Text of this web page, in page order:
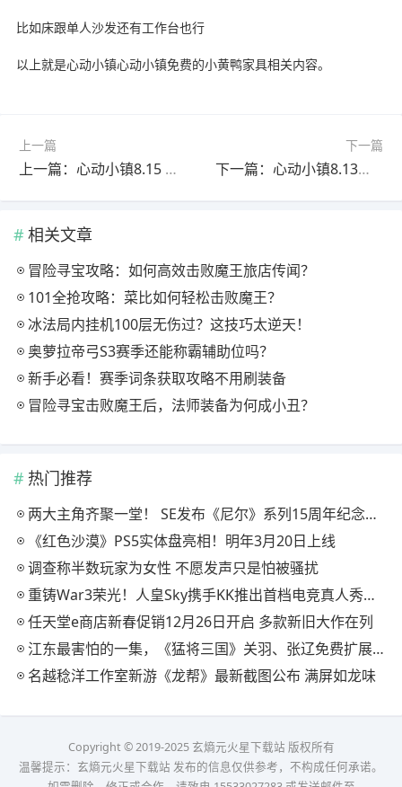
比如床跟单人沙发还有工作台也行
以上就是心动小镇心动小镇免费的小黄鸭家具相关内容。
上一篇
上一篇：心动小镇8.15 淡紫色小鸭子家具泡泡位置
下一篇
下一篇：心动小镇8.13红色小鸭子家具泡泡点位
相关文章
冒险寻宝攻略：如何高效击败魔王旅店传闻？
101全抢攻略：菜比如何轻松击败魔王？
冰法局内挂机100层无伤过？这技巧太逆天！
奥萝拉帝弓S3赛季还能称霸辅助位吗？
新手必看！赛季词条获取攻略不用刷装备
冒险寻宝击败魔王后，法师装备为何成小丑？
热门推荐
两大主角齐聚一堂！ SE发布《尼尔》系列15周年纪念典藏套装
《红色沙漠》PS5实体盘亮相！明年3月20日上线
调查称半数玩家为女性 不愿发声只是怕被骚扰
重铸War3荣光！人皇Sky携手KK推出首档电竞真人秀《寻找下一个Sky》
任天堂e商店新春促销12月26日开启 多款新旧大作在列
江东最害怕的一集，《猛将三国》关羽、张辽免费扩展包现已上线
名越稔洋工作室新游《龙帮》最新截图公布 满屏如龙味
Copyright © 2019-2025 玄熵元火星下载站 版权所有
温馨提示：玄熵元火星下载站 发布的信息仅供参考，不构成任何承诺。